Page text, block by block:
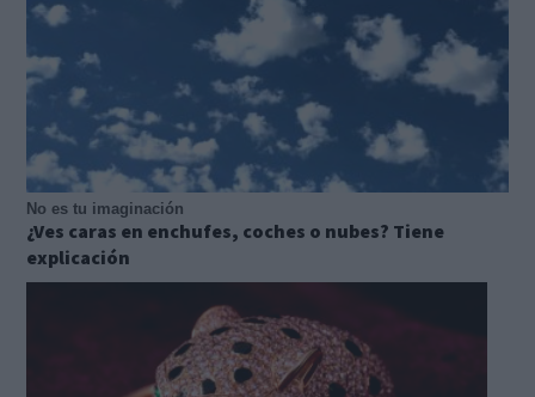
No es tu imaginación
¿Ves caras en enchufes, coches o nubes? Tiene
explicación